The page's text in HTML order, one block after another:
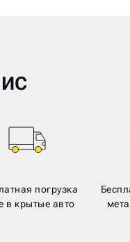
погрузка
в крытые авто